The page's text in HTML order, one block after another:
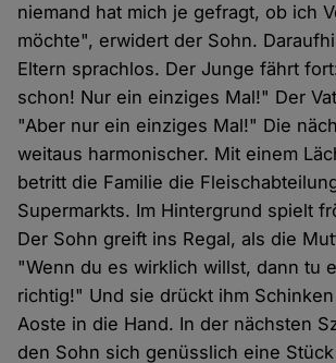
niemand hat mich je gefragt, ob ich
möchte", erwidert der Sohn.
Eltern sprachlos. Der Junge fährt
schon! Nur ein einziges Mal!" Der
"Aber nur ein einziges Mal!" Die
weitaus harmonischer. Mit einem
betritt die Familie die
Supermarkts. Im Hintergrund spielt
Der Sohn greift ins Regal, als die
"Wenn du es wirklich willst, dann tu
richtig!" Und sie drückt ihm
Aoste in die Hand. In der nächsten
den Sohn sich genüsslich eine